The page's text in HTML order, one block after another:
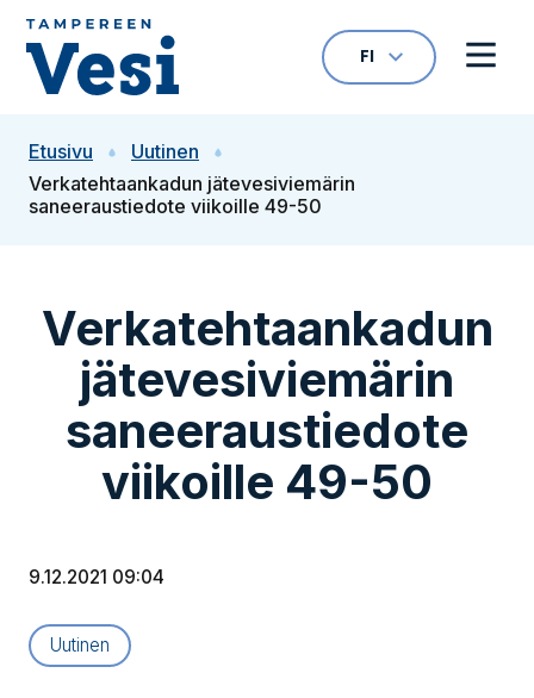
Siirry sisältöön
VALITTU KIELI:
FI
Avaa
Etusivu
Uutinen
Verkatehtaankadun jätevesiviemärin
saneeraustiedote viikoille 49-50
Verkatehtaankadun
jätevesiviemärin
saneeraustiedote
viikoille 49-50
9.12.2021 09:04
Artikkelityyppi:
Uutinen